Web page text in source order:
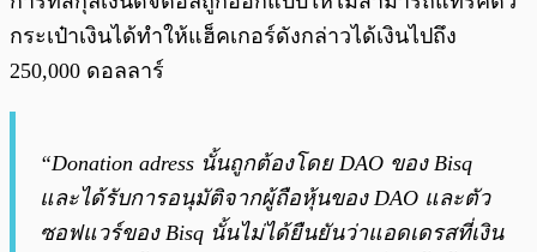
กระเป๋าเงินได้ทำให้แฮ็คเกอร์ดังกล่าวได้เงินไปถึง
250,000 ดอลลาร์
“Donation adress นั้นถูกต้องโดย DAO ของ Bisq
และได้รับการอนุมัติจากผู้ถือหุ้นของ DAO และตัว
ซอฟแวร์ของ Bisq นั้นไม่ได้ยืนยันว่าแอดเดรสที่เงิน